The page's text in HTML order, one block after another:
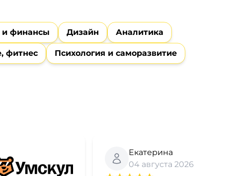
и финансы Дизайн Аналитика
фитнес Психология и саморазвитие
Екатерина
04 августа 2026